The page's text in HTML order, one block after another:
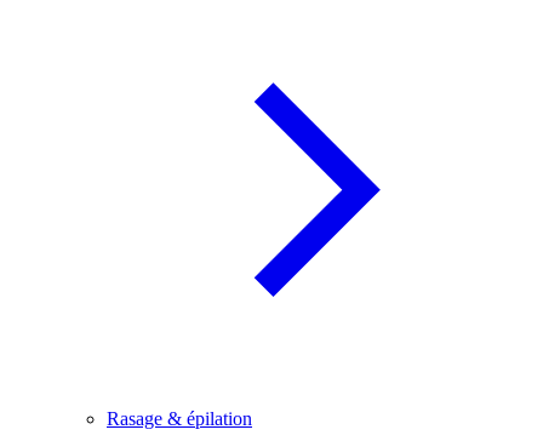
Rasage & épilation